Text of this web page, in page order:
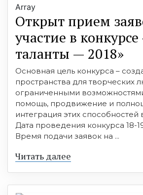
Array
Открыт прием
участие в
таланты — 2018»
Основная цель конкурса –
пространства для творческих
ограниченными
помощь, продвижение и
интеграция этих способностей
Дата проведения конкурса 18-
Время подачи заявок на ...
Читать далее